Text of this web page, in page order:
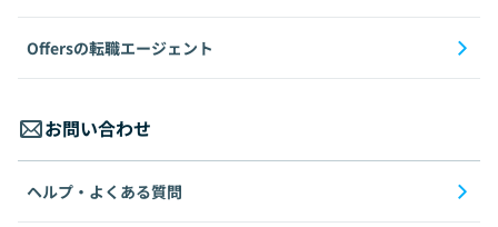
Offersの転職エージェント
お問い合わせ
ヘルプ・よくある質問